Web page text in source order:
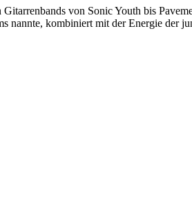
von Sonic Youth bis
kombiniert mit der Energie der